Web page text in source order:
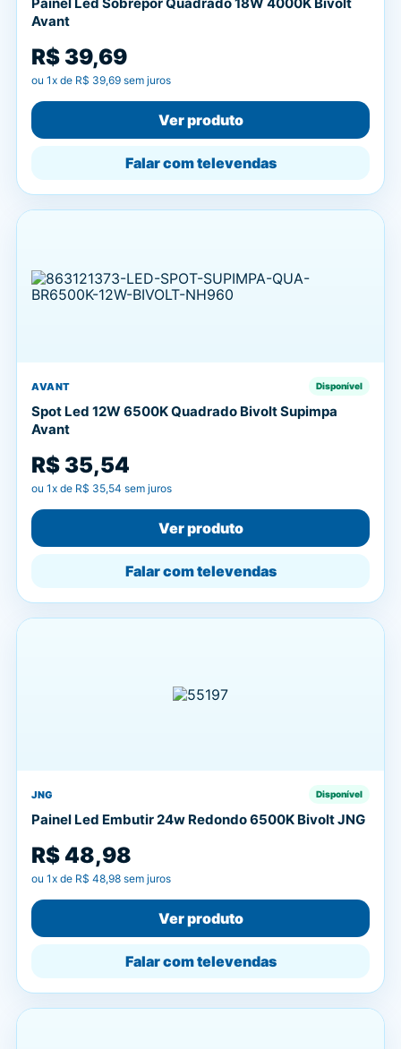
Avant
R$ 39,69
ou 1x de R$ 39,69 sem juros
Ver produto
Falar com televendas
AVANT Disponível
Spot Led 12W 6500K Quadrado Bivolt Supimpa
Avant
R$ 35,54
ou 1x de R$ 35,54 sem juros
Ver produto
Falar com televendas
JNG Disponível
Painel Led Embutir 24w Redondo 6500K Bivolt JNG
R$ 48,98
ou 1x de R$ 48,98 sem juros
Ver produto
Falar com televendas